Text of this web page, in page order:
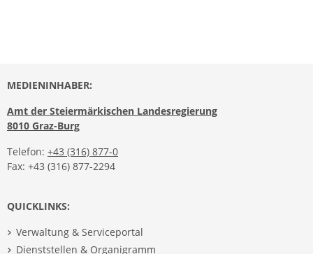
MEDIENINHABER:
Amt der Steiermärkischen Landesregierung
8010 Graz-Burg
Telefon: +43 (316) 877-0
Fax: +43 (316) 877-2294
QUICKLINKS:
Verwaltung & Serviceportal
Dienststellen & Organigramm